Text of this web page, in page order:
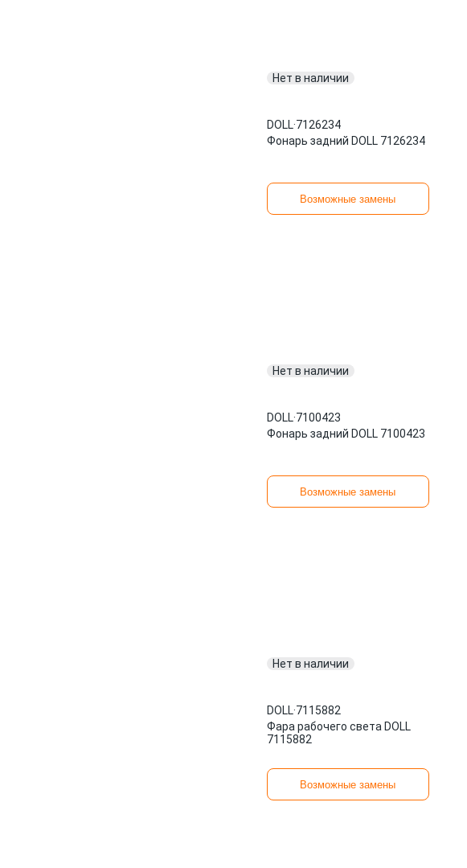
Нет в наличии
DOLL·7126234
Фонарь задний DOLL 7126234
Возможные замены
Нет в наличии
DOLL·7100423
Фонарь задний DOLL 7100423
Возможные замены
Нет в наличии
DOLL·7115882
Фара рабочего света DOLL
7115882
Возможные замены